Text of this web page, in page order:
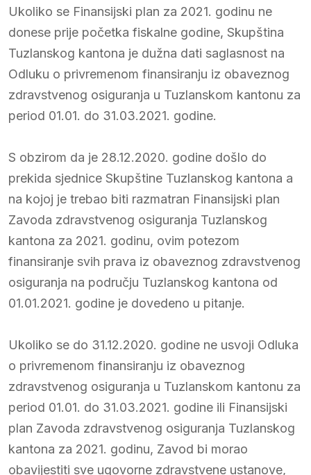
Ukoliko se Finansijski plan za 2021. godinu ne
donese prije početka fiskalne godine, Skupština
Tuzlanskog kantona je dužna dati saglasnost na
Odluku o privremenom finansiranju iz obaveznog
zdravstvenog osiguranja u Tuzlanskom kantonu za
period 01.01. do 31.03.2021. godine.
S obzirom da je 28.12.2020. godine došlo do
prekida sjednice Skupštine Tuzlanskog kantona a
na kojoj je trebao biti razmatran Finansijski plan
Zavoda zdravstvenog osiguranja Tuzlanskog
kantona za 2021. godinu, ovim potezom
finansiranje svih prava iz obaveznog zdravstvenog
osiguranja na području Tuzlanskog kantona od
01.01.2021. godine je dovedeno u pitanje.
Ukoliko se do 31.12.2020. godine ne usvoji Odluka
o privremenom finansiranju iz obaveznog
zdravstvenog osiguranja u Tuzlanskom kantonu za
period 01.01. do 31.03.2021. godine ili Finansijski
plan Zavoda zdravstvenog osiguranja Tuzlanskog
kantona za 2021. godinu, Zavod bi morao
obavijestiti sve ugovorne zdravstvene ustanove,